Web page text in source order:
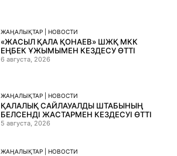
ЖАҢАЛЫҚТАР | НОВОСТИ
«ЖАСЫЛ ҚАЛА ҚОНАЕВ» ШЖҚ МКК
ЕҢБЕК ҰЖЫМЫМЕН КЕЗДЕСУ ӨТТІ
6 августа, 2026
ЖАҢАЛЫҚТАР | НОВОСТИ
ҚАЛАЛЫҚ САЙЛАУАЛДЫ ШТАБЫНЫҢ
БЕЛСЕНДІ ЖАСТАРМЕН КЕЗДЕСУІ ӨТТІ
5 августа, 2026
ЖАҢАЛЫҚТАР | НОВОСТИ